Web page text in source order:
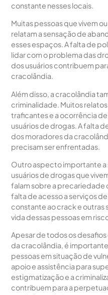
constante nesses locais.
Muitas pessoas que vivem
relatam a sensação de
esses espaços. A falta de
lidar com o problema das
dos usuários contribuem
cracolândia.
Além disso, a cracolândia
criminalidade. Muitos
traficantes e a ocorrência
usuários de drogas. A falta
dos moradores da
precisam ser enfrentadas.
Outro aspecto importante a
usuários de drogas que
falam sobre a precariedade
falta de acesso a serviços
constante ao crack e outras
vida dessas pessoas em
Apesar de todos os
da cracolândia, é
pessoas em situação de
apoio e assistência para
estigmatização e a
contribuem para a